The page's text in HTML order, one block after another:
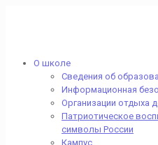
О школе
Сведения об
Информационная
Организации отдыха
Патриотическое
символы России
Кампус